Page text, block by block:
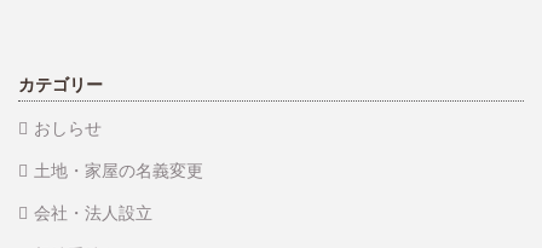
カテゴリー
おしらせ
土地・家屋の名義変更
会社・法人設立